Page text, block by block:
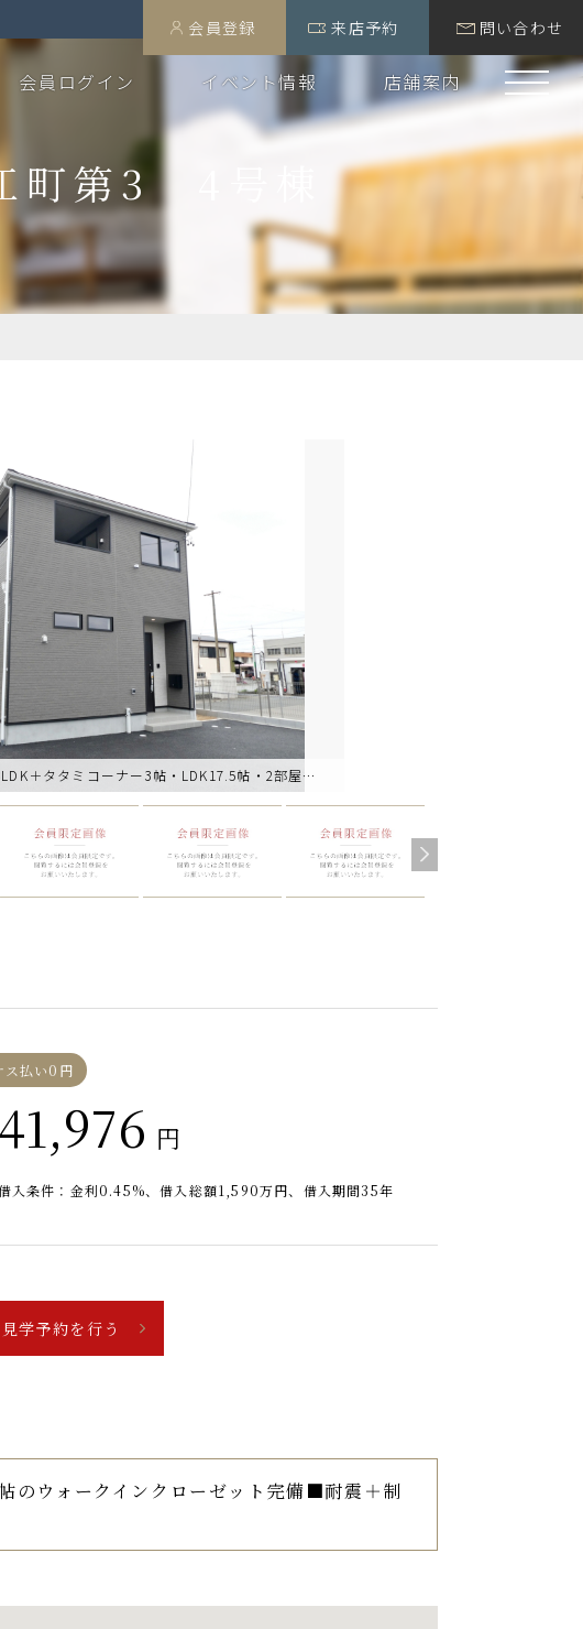
会員登録 来店予約 問い合わせ
会員ログイン イベント情報 店舗案内
町第3 4号棟
【4号棟】完成しました！・3LDK＋タタミコーナー3帖・LDK17.5帖・2部屋からアクセスでき
ス払い0円
41,976 円
入条件：金利0.45%、借入総額1,590万円、借入期間35年
ウォークインクローゼット完備■耐震＋制